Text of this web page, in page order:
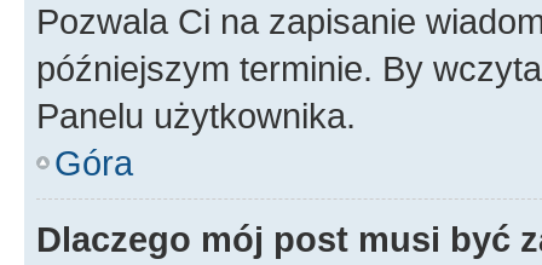
Pozwala Ci na zapisanie
późniejszym terminie. By
Panelu użytkownika.
Góra
Dlaczego mój post musi być